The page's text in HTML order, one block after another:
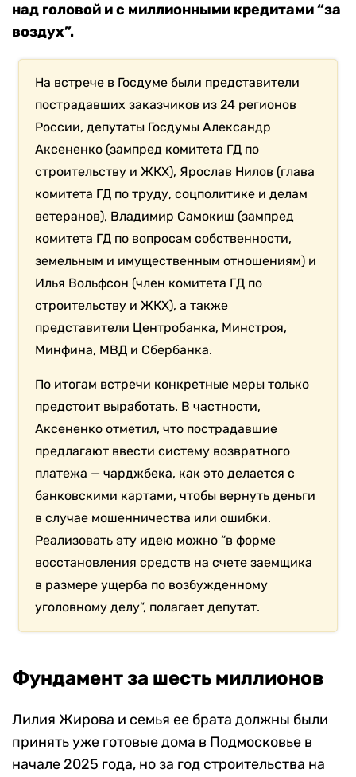
над головой и с миллионными кредитами “за
воздух”.
На встрече в Госдуме были представители
пострадавших заказчиков из 24 регионов
России, депутаты Госдумы Александр
Аксененко (зампред комитета ГД по
строительству и ЖКХ), Ярослав Нилов (глава
комитета ГД по труду, соцполитике и делам
ветеранов), Владимир Самокиш (зампред
комитета ГД по вопросам собственности,
земельным и имущественным отношениям) и
Илья Вольфсон (член комитета ГД по
строительству и ЖКХ), а также
представители Центробанка, Минстроя,
Минфина, МВД и Сбербанка.
По итогам встречи конкретные меры только
предстоит выработать. В частности,
Аксененко отметил, что пострадавшие
предлагают ввести систему возвратного
платежа — чарджбека, как это делается с
банковскими картами, чтобы вернуть деньги
в случае мошенничества или ошибки.
Реализовать эту идею можно “в форме
восстановления средств на счете заемщика
в размере ущерба по возбужденному
уголовному делу”, полагает депутат.
Фундамент за шесть миллионов
Лилия Жирова и семья ее брата должны были
принять уже готовые дома в Подмосковье в
начале 2025 года, но за год строительства на